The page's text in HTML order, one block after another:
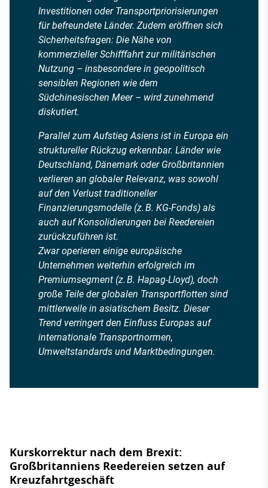
Investitionen oder Transportpriorisierungen
für befreundete Länder. Zudem eröffnen sich
Sicherheitsfragen: Die Nähe von
kommerzieller Schifffahrt zur militärischen
Nutzung – insbesondere in geopolitisch
sensiblen Regionen wie dem
Südchinesischen Meer – wird zunehmend
diskutiert.
Parallel zum Aufstieg Asiens ist in Europa ein
struktureller Rückzug erkennbar. Länder wie
Deutschland, Dänemark oder Großbritannien
verlieren an globaler Relevanz, was sowohl
auf den Verlust traditioneller
Finanzierungsmodelle (z. B. KG-Fonds) als
auch auf Konsolidierungen bei Reedereien
zurückzuführen ist.
Zwar operieren einige europäische
Unternehmen weiterhin erfolgreich im
Premiumsegment (z. B. Hapag-Lloyd), doch
große Teile der globalen Transportflotten sind
mittlerweile in asiatischem Besitz. Dieser
Trend verringert den Einfluss Europas auf
internationale Transportnormen,
Umweltstandards und Marktbedingungen.
Kurskorrektur nach dem Brexit:
Großbritanniens Reedereien setzen auf
Kreuzfahrtgeschäft